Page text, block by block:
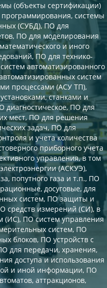
(объекты сертификации)
системы
(СУБД), ПО для
ПО для моделирования
и иного
ПО для технико-
автоматизированного
систем
процессами (АСУ ТП),
станками и
ПО для
мест, ПО для решения
задач, ПО для
и учета количества
приборного учета
управления, в том
(АСКУЭ),
попутного газа и т.п., ПО
досуговые, для
систем, ПО защиты и
средств измерений (СИ), в
(ИС), ПО систем управления
систем, ПО
блоков, ПО устройств с
для передачи, хранения,
доступа и использования
и иной информации, ПО
аттракционов,